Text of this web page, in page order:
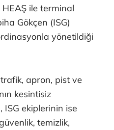
ile terminal
Gökçen (ISG)
yönetildiği
trafik, apron, pist ve
kesintisiz
ISG ekiplerinin ise
temizlik,